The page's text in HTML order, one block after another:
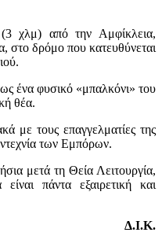
χλμ) από την Αμφίκλεια,
στο δρόμο που κατευθύνεται
ένα φυσικό «μπαλκόνι» του
θέα.
με τους επαγγελματίες της
των Εμπόρων.
μετά τη Θεία Λειτουργία,
πάντα εξαιρετική και
Δ.Ι.Κ.